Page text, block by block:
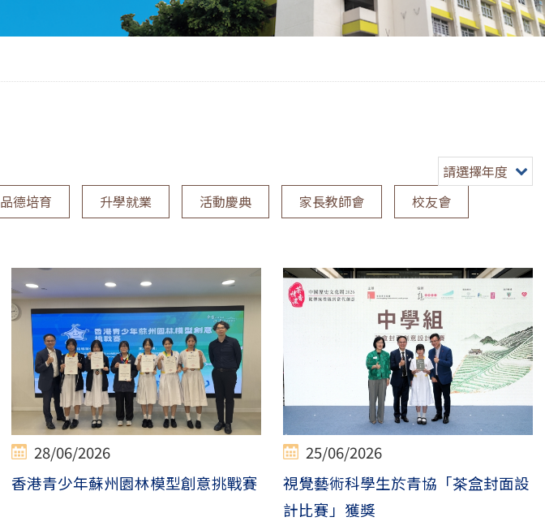
請選擇年度
品德培育 升學就業 活動慶典 家長教師會
校友會
28/06/2026
香港青少年蘇州園林模型創意挑戰賽
25/06/2026
視覺藝術科學生於青協「茶盒封面設
計比賽」獲獎